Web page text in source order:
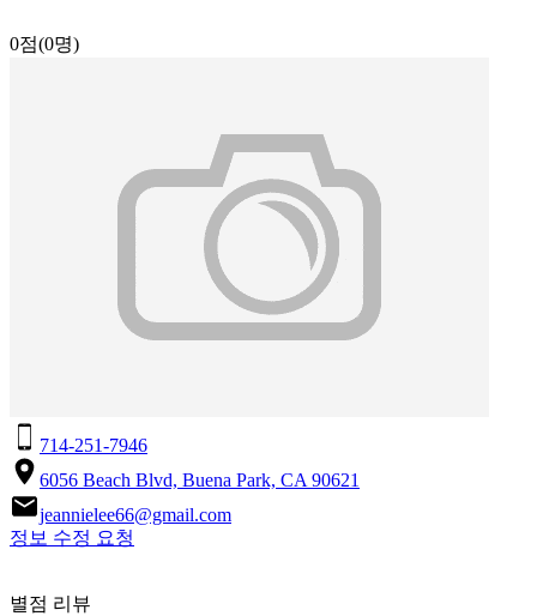
0점(0명)
714-251-7946
6056 Beach Blvd, Buena Park, CA 90621
jeannielee66@gmail.com
정보 수정 요청
별점 리뷰